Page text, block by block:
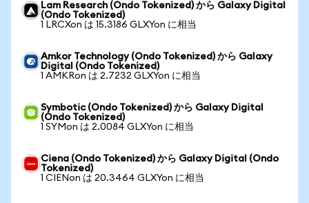
Lam Research (Ondo Tokenized) から Galaxy Digital
(Ondo Tokenized)
1 LRCXon は 15.3186 GLXYon に相当
Amkor Technology (Ondo Tokenized) から Galaxy
Digital (Ondo Tokenized)
1 AMKRon は 2.7232 GLXYon に相当
Symbotic (Ondo Tokenized) から Galaxy Digital
(Ondo Tokenized)
1 SYMon は 2.0084 GLXYon に相当
Ciena (Ondo Tokenized) から Galaxy Digital (Ondo
Tokenized)
1 CIENon は 20.3464 GLXYon に相当